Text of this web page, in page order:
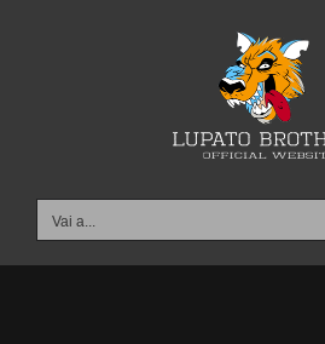
Vai a...